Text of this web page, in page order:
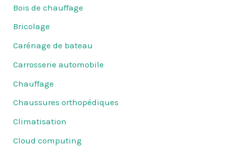
Bois de chauffage
Bricolage
Carénage de bateau
Carrosserie automobile
Chauffage
Chaussures orthopédiques
Climatisation
Cloud computing